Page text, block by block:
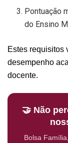
Pontuação
do Ensino
Estes requisitos
desempenho
docente.
🤝 Não
Bolsa